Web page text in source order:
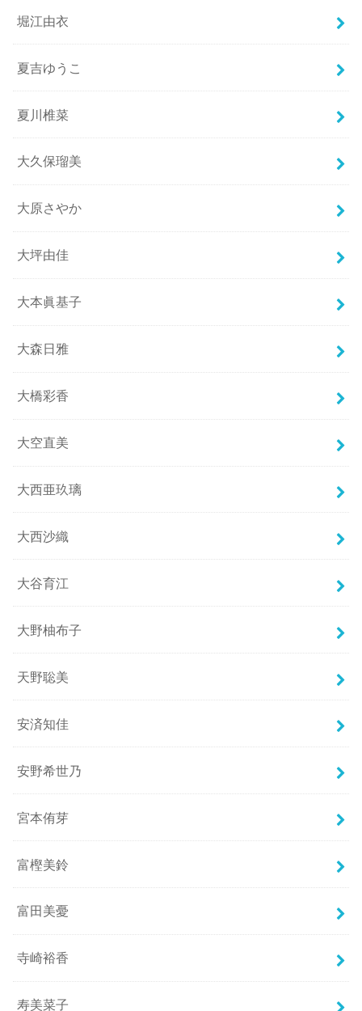
堀江由衣
夏吉ゆうこ
夏川椎菜
大久保瑠美
大原さやか
大坪由佳
大本眞基子
大森日雅
大橋彩香
大空直美
大西亜玖璃
大西沙織
大谷育江
大野柚布子
天野聡美
安済知佳
安野希世乃
宮本侑芽
富樫美鈴
富田美憂
寺崎裕香
寿美菜子